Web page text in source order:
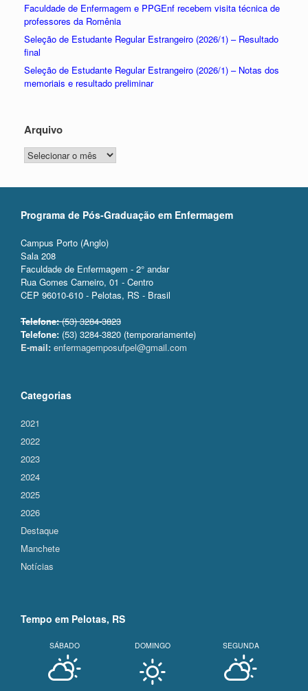
Faculdade de Enfermagem e PPGEnf recebem visita técnica de
professores da Romênia
Seleção de Estudante Regular Estrangeiro (2026/1) – Resultado
final
Seleção de Estudante Regular Estrangeiro (2026/1) – Notas dos
memoriais e resultado preliminar
Arquivo
Arquivo
Programa de Pós-Graduação em Enfermagem
Campus Porto (Anglo)
Sala 208
Faculdade de Enfermagem - 2° andar
Rua Gomes Carneiro, 01 - Centro
CEP 96010-610 - Pelotas, RS - Brasil
Telefone:(53) 3284-3823
Telefone: (53) 3284-3820 (temporariamente)
E-mail: enfermagemposufpel@gmail.com
Categorias
2021
2022
2023
2024
2025
2026
Destaque
Manchete
Notícias
Tempo em Pelotas, RS
SÁBADO DOMINGO SEGUNDA